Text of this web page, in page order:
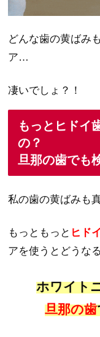
どんな歯の黄ばみ
ア…
凄いでしょ？！
もっとヒドイ
の？
旦那の歯でも
私の歯の黄ばみも
もっともっと ヒド
アを使うとどうな
ホワイト
旦那の歯